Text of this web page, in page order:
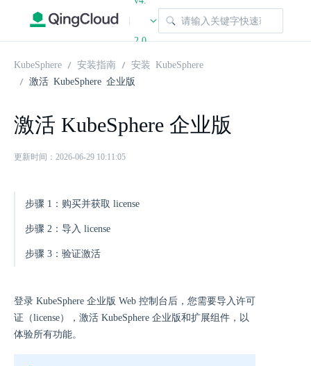
|
2.0
KubeSphere 安装指南
安装 KubeSphere
激活 KubeSphere 企业版
激活 KubeSphere 企业版
更新时间：2026-06-29 10:11:05
步骤 1：购买并获取 license
步骤 2：导入 license
步骤 3：验证激活
登录 KubeSphere 企业版 Web 控制台后，您需要导入许可
证（license），激活 KubeSphere 企业版和扩展组件，以
体验所有功能。